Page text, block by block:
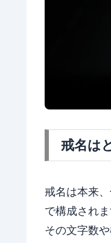
戒名は
戒名は本来
で構成されま
その文字数